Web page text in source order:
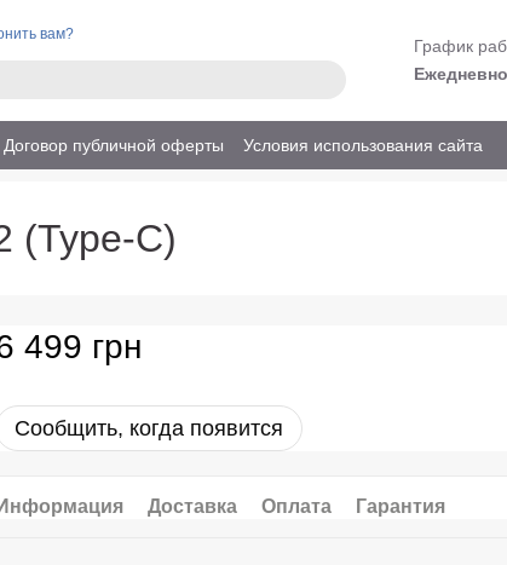
вам?
График
Договор публичной оферты Условия использования сайта
(Type-C)
499 грн
Сообщить, когда появится
Информация Доставка Оплата Гарантия